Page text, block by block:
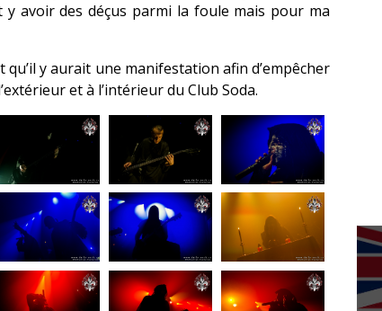
avoir des déçus parmi la foule mais pour ma
y aurait une manifestation afin d’empêcher
et à l’intérieur du Club Soda.